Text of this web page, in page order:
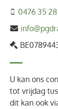
0476 35 28
U kan ons
tot vrijdag
dit kan ook